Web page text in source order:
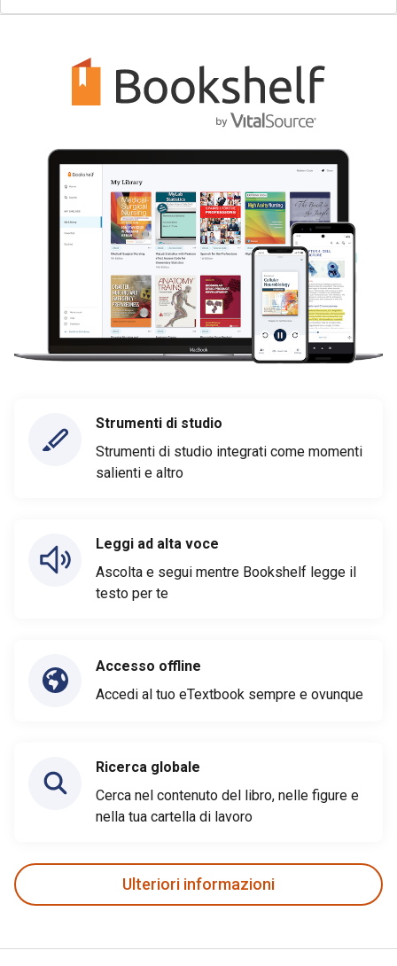
Strumenti di studio
Strumenti di studio integrati come momenti
salienti e altro
Leggi ad alta voce
Ascolta e segui mentre Bookshelf legge il
testo per te
Accesso offline
Accedi al tuo eTextbook sempre e ovunque
Ricerca globale
Cerca nel contenuto del libro, nelle figure e
nella tua cartella di lavoro
Ulteriori informazioni